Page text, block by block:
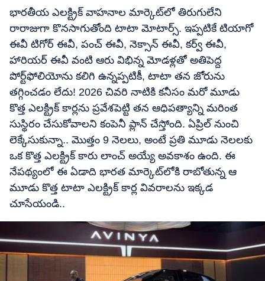
భారతీయ ఎలక్ట్రిక్ వాహనాల మార్కెట్​లో తిరుగులేని
రారాజుగా కొనసాగుతోంది టాటా మోటార్స్. ఇప్పటికే టియాగో
ఈవీ టిగోర్ ఈవీ, పంచ్ ఈవీ, నెక్సాన్ ఈవీ, కర్వ్ ఈవీ,
హారియర్ ఈవీ వంటి ఆరు విభిన్న మోడళ్లతో అతిపెద్ద
పోర్ట్‌ఫోలియోను కలిగి ఉన్నప్పటికీ, టాటా తన జోరును
తగ్గించడం లేదు! 2026 చివరి నాటికి కనీసం మరో మూడు
కొత్త ఎలక్ట్రిక్ కార్లను ప్రవేశపెట్టి తన ఆధిపత్యాన్ని మరింత
సుస్థిరం చేసుకోవాలని కంపెనీ ప్లాన్​ చేస్తోంది. ఏప్రిల్​ నుంచి
లెక్కేసుకున్నా.. మొత్తం 9 నెలలు, అంటే ప్రతి మూడు నెలలకు
ఒక కొత్త ఎలక్ట్రిక్​ కారు లాంచ్​ అయ్యే అవకాశం ఉంది. ఈ
నేపథ్యంలో ఈ ఏడాది భారత మార్కెట్​లోకి రాబోతున్న ఆ
మూడు కొత్త టాటా ఎలక్ట్రిక్ కార్ల వివరాలను ఇక్కడ
చూసేయండి..